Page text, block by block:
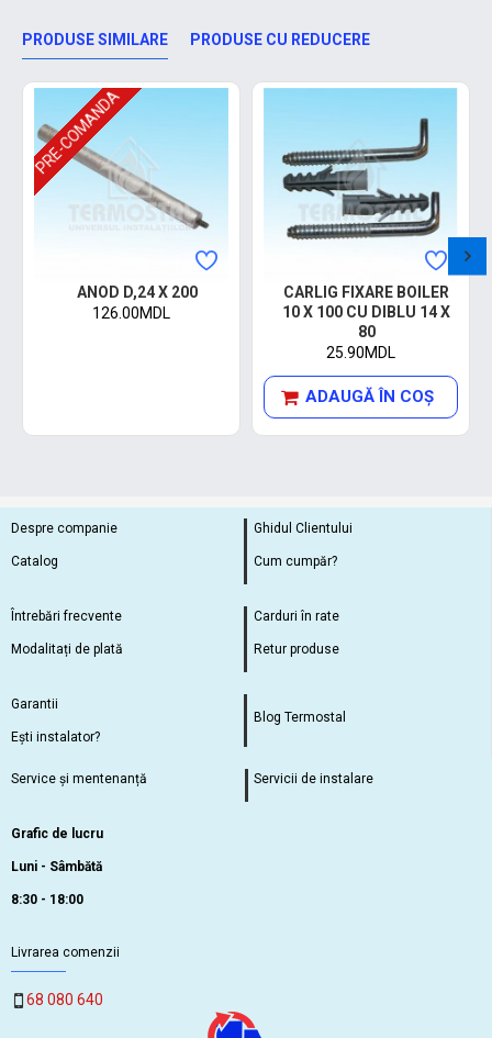
PRODUSE SIMILARE PRODUSE CU REDUCERE
PRE-COMANDA
ANOD D,24 X 200
126.00MDL
CARLIG FIXARE BOILER
10 X 100 CU DIBLU 14 X
80
25.90MDL
ADAUGĂ ÎN COŞ
Despre companie
Catalog
Ghidul Clientului
Cum cumpăr?
Întrebări frecvente
Modalitați de plată
Carduri în rate
Retur produse
Garantii
Ești instalator?
Blog Termostal
Service și mentenanță Servicii de instalare
Grafic de lucru
Luni - Sâmbătă
8:30 - 18:00
Livrarea comenzii
68 080 640